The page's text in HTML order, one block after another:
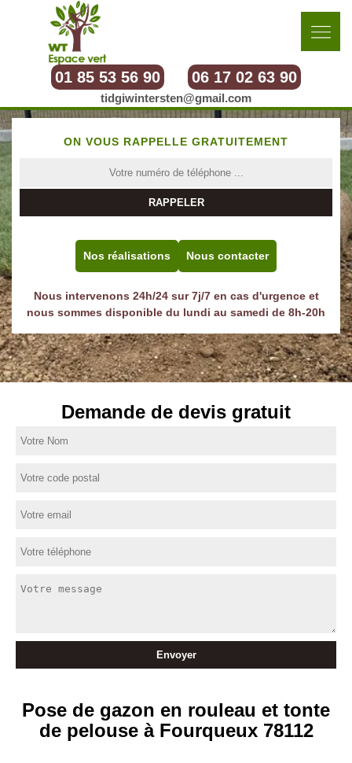
01 85 53 56 90 06 17 02 63 90
tidgiwintersten@gmail.com
ON VOUS RAPPELLE GRATUITEMENT
Nos réalisations Nous contacter
Nous intervenons 24h/24 sur 7j/7 en cas d'urgence et
nous sommes disponible du lundi au samedi de 8h-20h
Demande de devis gratuit
Pose de gazon en rouleau et tonte
de pelouse à Fourqueux 78112